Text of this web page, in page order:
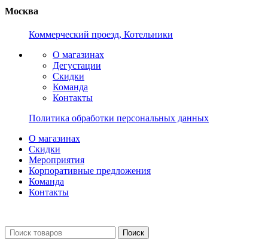
Москва
Коммерческий проезд, Котельники
О магазинах
Дегустации
Скидки
Команда
Контакты
Политика обработки персональных данных
О магазинах
Скидки
Мероприятия
Корпоративные предложения
Команда
Контакты
Поиск